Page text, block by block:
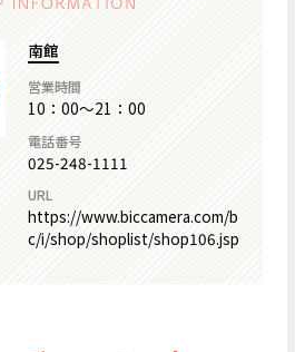
南館
営業時間
10：00～21：00
電話番号
025-248-1111
URL
https://www.biccamera.com/b
c/i/shop/shoplist/shop106.jsp